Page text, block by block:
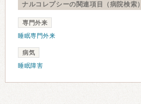
ナルコレプシーの関連項目（病院検索）
専門外来
睡眠専門外来
病気
睡眠障害